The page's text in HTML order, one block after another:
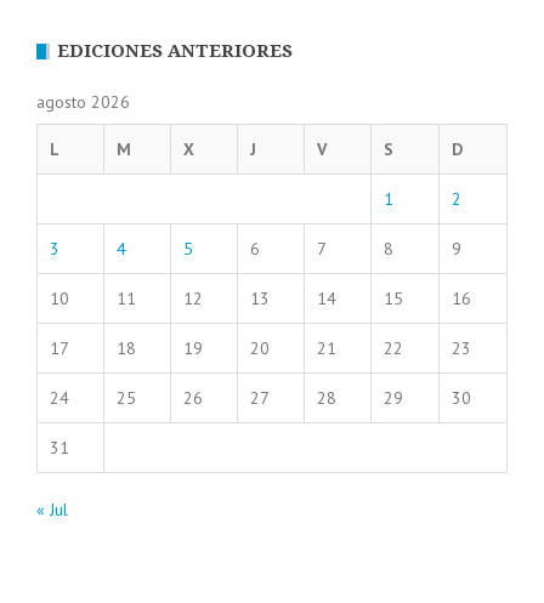
EDICIONES ANTERIORES
agosto 2026
L M X J V S D
1 2
3 4 5 6 7 8 9
10 11 12 13 14 15 16
17 18 19 20 21 22 23
24 25 26 27 28 29 30
31
« Jul